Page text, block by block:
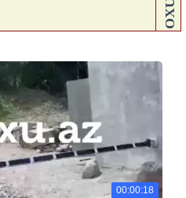
00:00:18